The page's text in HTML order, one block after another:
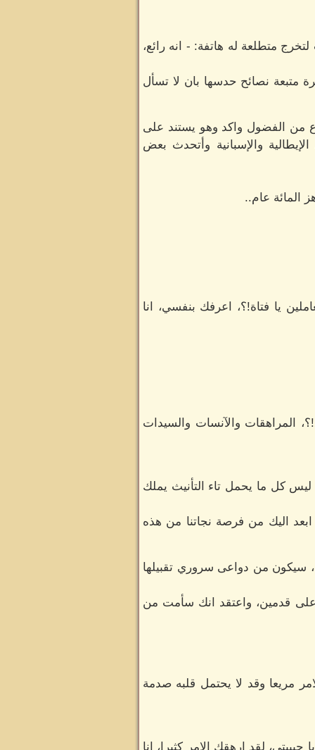
متطلعة له هاتفة: - انه رائع،
متبعة نصائح حدسها بان لا تسأل
من الفضول واكد وهو يستند على
والإسبانية وأتحدث بعض
المائة عام..
يا فتاة!؟، اعرفك بنفسي، انا
المراهقات والآنسات والسيدات
كل ما يحمل تاء التأنيث يملك
اليك من فرصة نجاتنا من هذه
سيكون من دواعى سروري تقبيلها
قدمين، واعتقد انك سأمت من
مريعا وقد لا يحتمل قلبه صدمة
لقد ارهقك الامر كثيرا، انا